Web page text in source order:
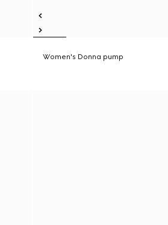
Women's Donna pump